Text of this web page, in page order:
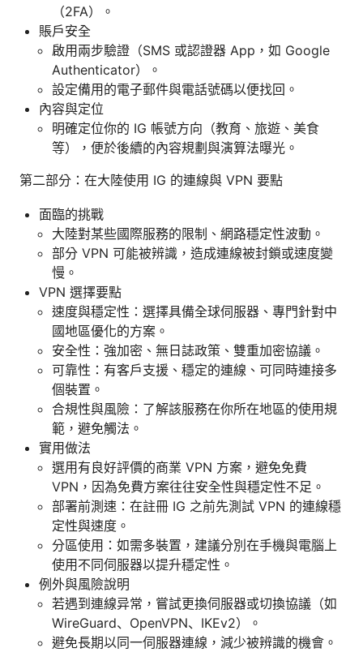
（2FA）。
賬戶安全
啟用兩步驗證（SMS 或認證器 App，如 Google
Authenticator）。
設定備用的電子郵件與電話號碼以便找回。
內容與定位
明確定位你的 IG 帳號方向（教育、旅遊、美食
等），便於後續的內容規劃與演算法曝光。
第二部分：在大陸使用 IG 的連線與 VPN 要點
面臨的挑戰
大陸對某些國際服務的限制、網路穩定性波動。
部分 VPN 可能被辨識，造成連線被封鎖或速度變
慢。
VPN 選擇要點
速度與穩定性：選擇具備全球伺服器、專門針對中
國地區優化的方案。
安全性：強加密、無日誌政策、雙重加密協議。
可靠性：有客戶支援、穩定的連線、可同時連接多
個裝置。
合規性與風險：了解該服務在你所在地區的使用規
範，避免觸法。
實用做法
選用有良好評價的商業 VPN 方案，避免免費
VPN，因為免費方案往往安全性與穩定性不足。
部署前測速：在註冊 IG 之前先測試 VPN 的連線穩
定性與速度。
分區使用：如需多裝置，建議分別在手機與電腦上
使用不同伺服器以提升穩定性。
例外與風險說明
若遇到連線异常，嘗試更換伺服器或切換協議（如
WireGuard、OpenVPN、IKEv2）。
避免長期以同一伺服器連線，減少被辨識的機會。